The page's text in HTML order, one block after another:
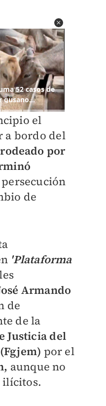
el
a bordo del
por
de
'Plataforma
Armando
de
de la
Justicia del
por el
aunque no
ilícitos.